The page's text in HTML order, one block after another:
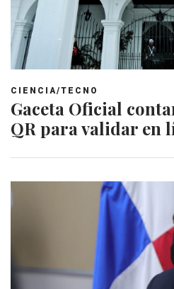
CIENCIA/TECNO
Gaceta Oficial
QR para validar en